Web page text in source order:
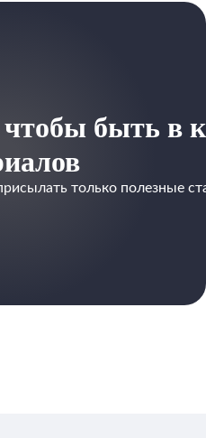
быть в
только полезные